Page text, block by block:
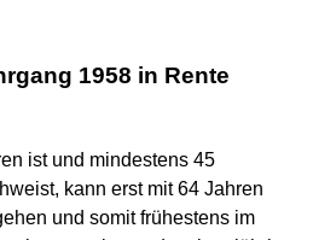
1958 in Rente
ist und mindestens 45
kann erst mit 64 Jahren
und somit frühestens im